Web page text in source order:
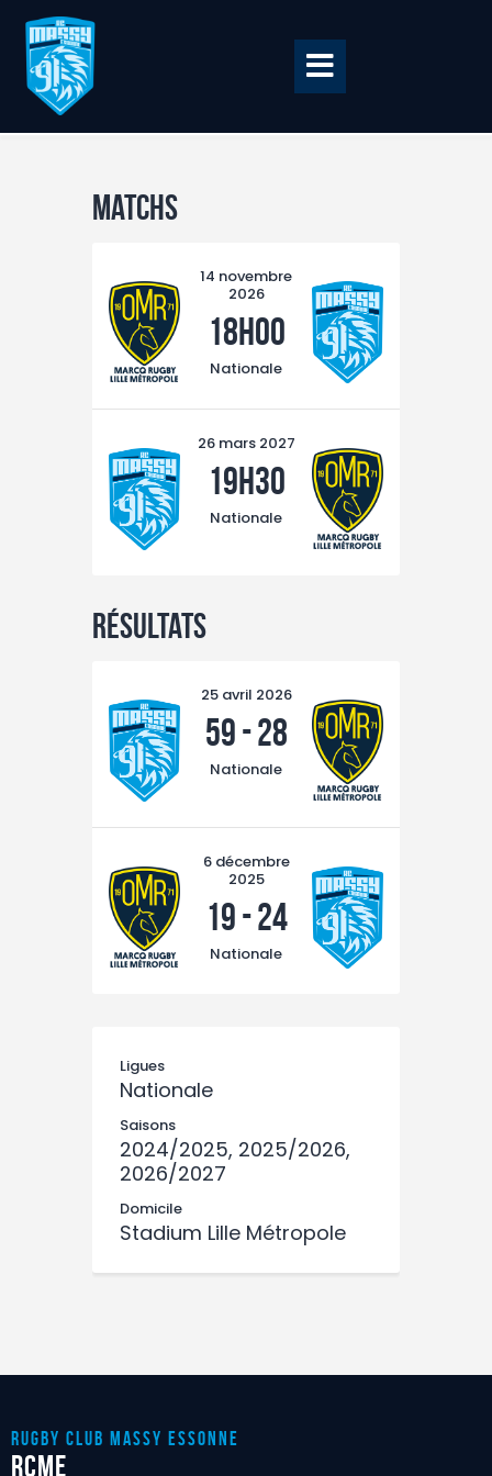
BILLETTERIE
CLUB
EQUIPE PRO
RCME Association
PARTENAIRES
TAXE D’APPRENTISSAGE
MÉCÉNAT
RECONVERSION
RSE
ACTUALITÉS
Contact
Matchs
14 novembre
2026
18h00
Nationale
26 mars 2027
19h30
Nationale
Résultats
25 avril 2026
59-28
Nationale
6 décembre
2025
19-24
Nationale
Ligues
Nationale
Saisons
2024/2025, 2025/2026,
2026/2027
Domicile
Stadium Lille Métropole
RUGBY CLUB MASSY ESSONnE
RCME